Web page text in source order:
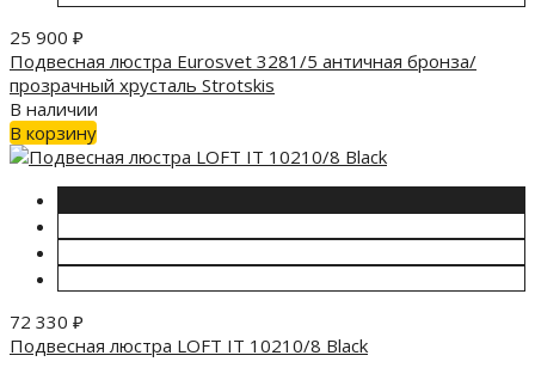
25 900 ₽
Подвесная люстра Eurosvet 3281/5 античная бронза/
прозрачный хрусталь Strotskis
В наличии
В корзину
72 330 ₽
Подвесная люстра LOFT IT 10210/8 Black